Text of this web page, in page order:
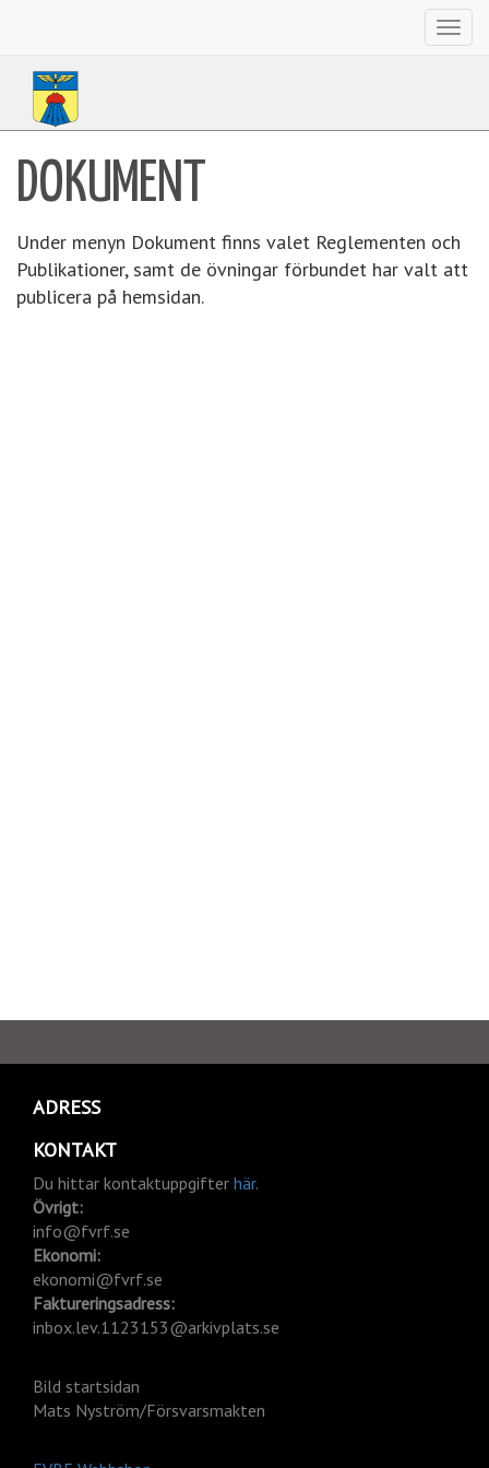
DOKUMENT
Under menyn Dokument finns valet Reglementen och
Publikationer, samt de övningar förbundet har valt att
publicera på hemsidan.
ADRESS
KONTAKT
Du hittar kontaktuppgifter här.
Övrigt:
info@fvrf.se
Ekonomi:
ekonomi@fvrf.se
Faktureringsadress:
inbox.lev.1123153@arkivplats.se
Bild startsidan
Mats Nyström/Försvarsmakten